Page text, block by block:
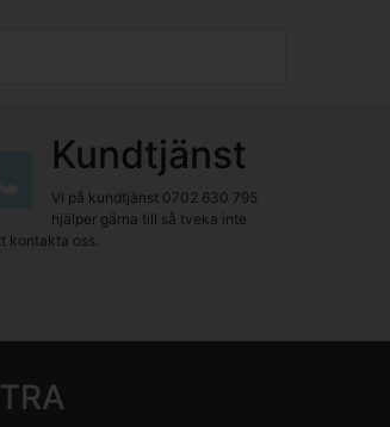
Kundtjänst
Vi på kundtjänst 0702 630 795
hjälper gärna till så tveka inte
kontakta oss.